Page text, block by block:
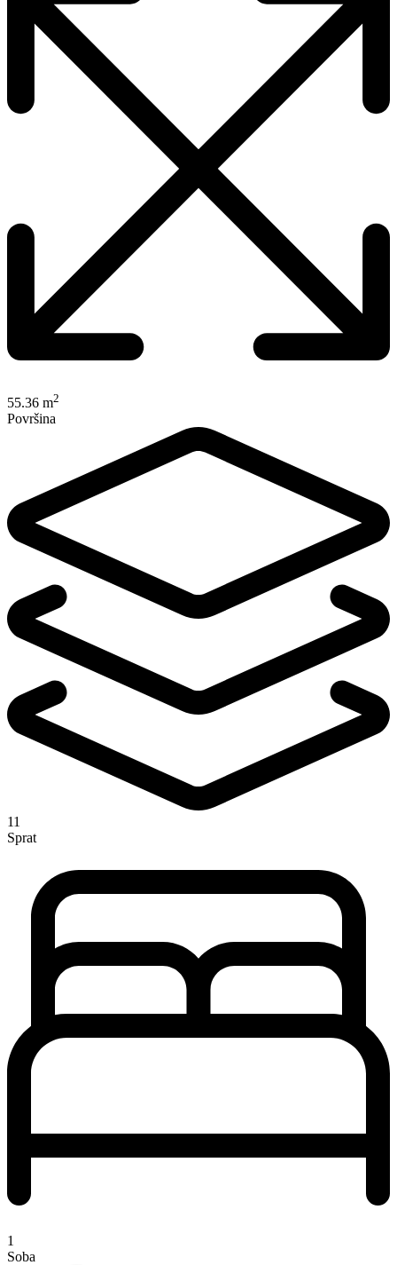
55.36 m2
Površina
11
Sprat
1
Soba